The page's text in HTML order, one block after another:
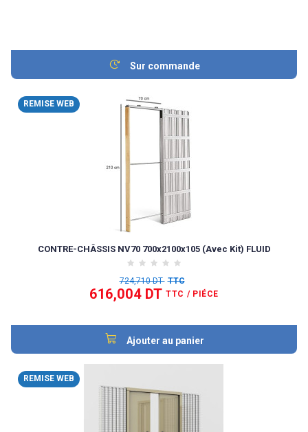
Sur commande
REMISE WEB
CONTRE-CHÂSSIS NV70 700x2100x105 (Avec Kit) FLUID
724,710 DT TTC
616,004 DT TTC / PIÉCE
Ajouter au panier
REMISE WEB